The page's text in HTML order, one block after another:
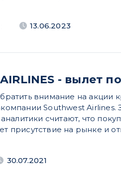
13.06.2023
AIRLINES - вылет
внимание на акции
Southwest Airlines.
считают, что
присутствие на рынке и
30.07.2021